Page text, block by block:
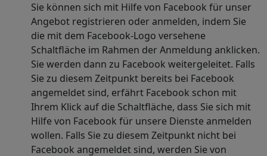
Sie können sich mit Hilfe von Facebook für unser
Angebot registrieren oder anmelden, indem Sie
die mit dem Facebook-Logo versehene
Schaltfläche im Rahmen der Anmeldung anklicken.
Sie werden dann zu Facebook weitergeleitet. Falls
Sie zu diesem Zeitpunkt bereits bei Facebook
angemeldet sind, erfährt Facebook schon mit
Ihrem Klick auf die Schaltfläche, dass Sie sich mit
Hilfe von Facebook für unsere Dienste anmelden
wollen. Falls Sie zu diesem Zeitpunkt nicht bei
Facebook angemeldet sind, werden Sie von